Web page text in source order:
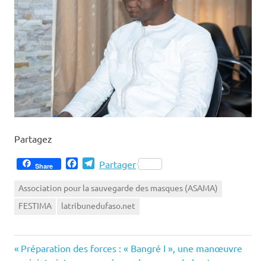
Partagez
Share FacebookTelegram
Partager
Association pour la sauvegarde des masques (ASAMA)
FESTIMA
latribunedufaso.net
Navigation
Previous
Préparation des forces : « Bangré I », une manœuvre